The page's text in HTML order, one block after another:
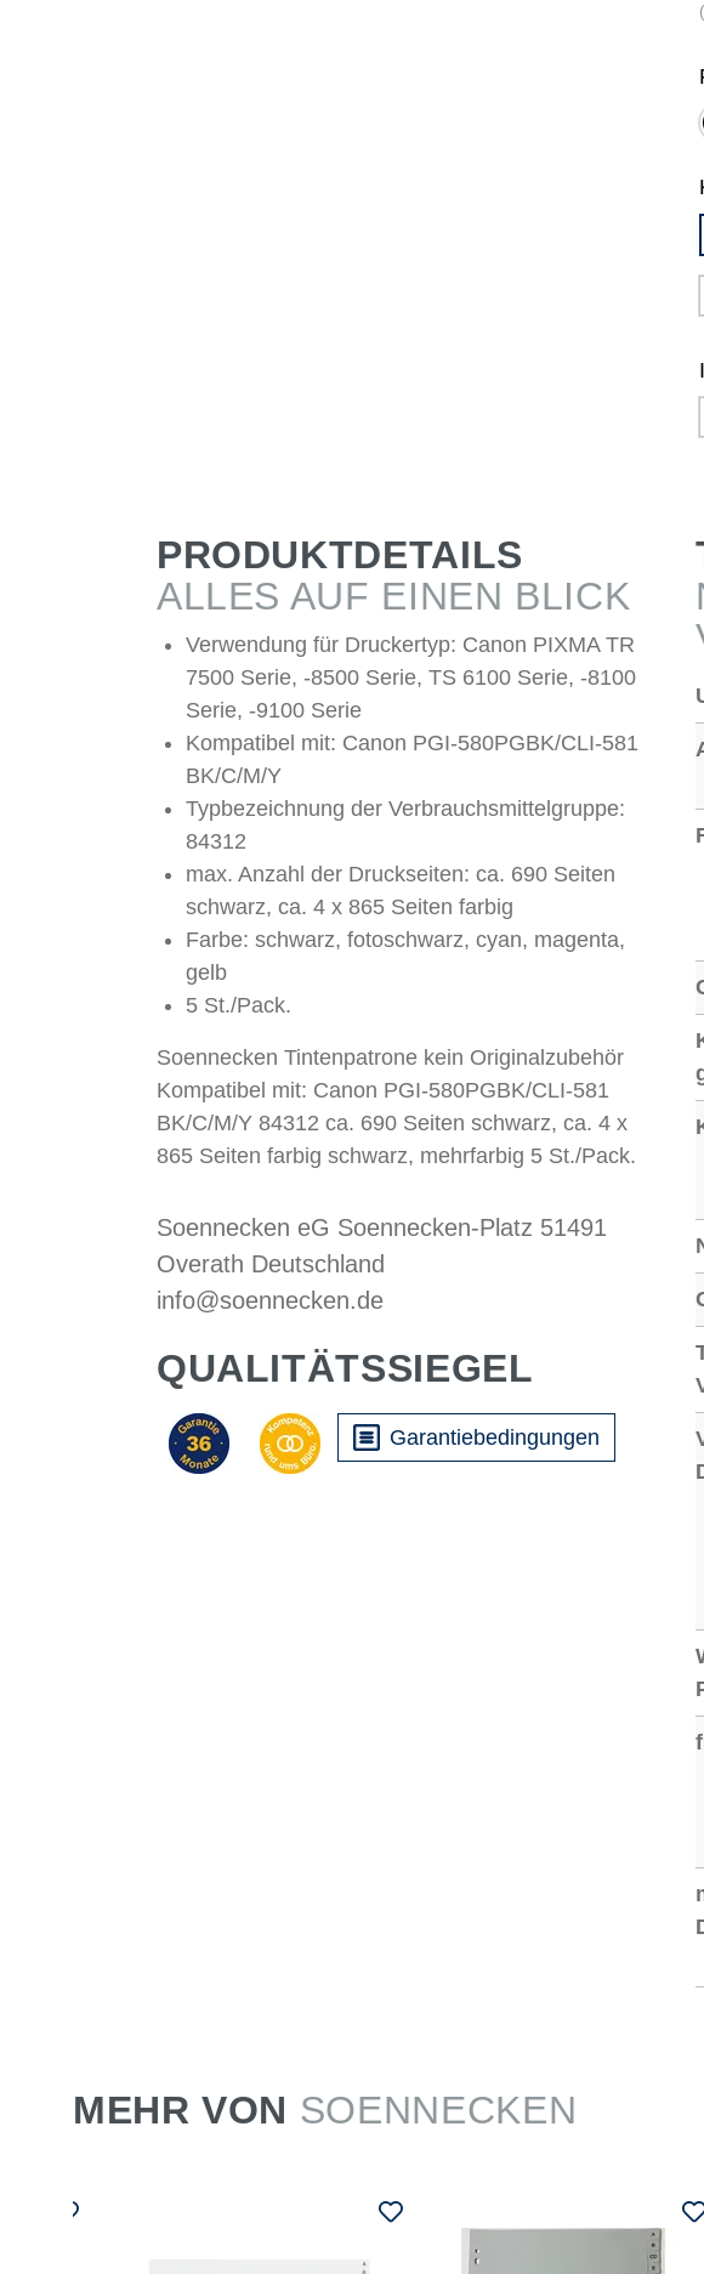
PRODUKTDETAILS
ALLES AUF EINEN BLICK
Verwendung für Druckertyp: Canon PIXMA TR
7500 Serie, -8500 Serie, TS 6100 Serie, -8100
Serie, -9100 Serie
Kompatibel mit: Canon PGI-580PGBK/CLI-581
BK/C/M/Y
Typbezeichnung der Verbrauchsmittelgruppe:
84312
max. Anzahl der Druckseiten: ca. 690 Seiten
schwarz, ca. 4 x 865 Seiten farbig
Farbe: schwarz, fotoschwarz, cyan, magenta,
gelb
5 St./Pack.
Soennecken Tintenpatrone kein Originalzubehör
Kompatibel mit: Canon PGI-580PGBK/CLI-581
BK/C/M/Y 84312 ca. 690 Seiten schwarz, ca. 4 x
865 Seiten farbig schwarz, mehrfarbig 5 St./Pack.
Soennecken eG Soennecken-Platz 51491
Overath Deutschland
info@soennecken.de
QUALITÄTSSIEGEL
Garantiebedingungen
MEHR VON SOENNECKEN